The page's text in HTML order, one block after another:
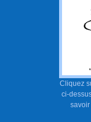
Cliquez
ci-
savoir